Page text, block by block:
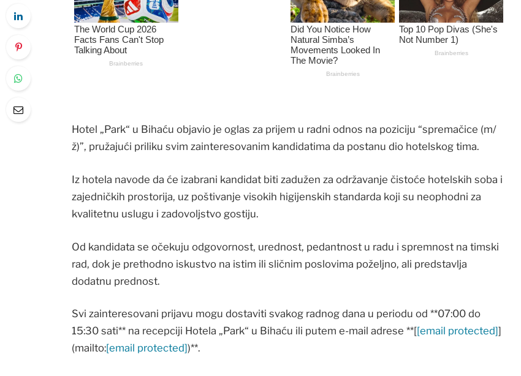
Hotel „Park“ u Bihaću objavio je oglas za prijem u radni odnos na poziciju “spremačice (m/
ž)”, pružajući priliku svim zainteresovanim kandidatima da postanu dio hotelskog tima.
Iz hotela navode da će izabrani kandidat biti zadužen za održavanje čistoće hotelskih soba i
zajedničkih prostorija, uz poštivanje visokih higijenskih standarda koji su neophodni za
kvalitetnu uslugu i zadovoljstvo gostiju.
Od kandidata se očekuju odgovornost, urednost, pedantnost u radu i spremnost na timski
rad, dok je prethodno iskustvo na istim ili sličnim poslovima poželjno, ali predstavlja
dodatnu prednost.
Svi zainteresovani prijavu mogu dostaviti svakog radnog dana u periodu od **07:00 do
15:30 sati** na recepciji Hotela „Park“ u Bihaću ili putem e-mail adrese **[[email protected]]
(mailto:[email protected])**.